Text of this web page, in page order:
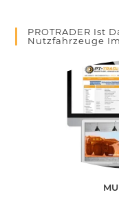
PROTRADER Ist
Nutzfahrzeuge